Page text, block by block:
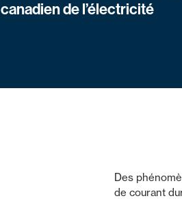
canadien de l’électricité
Des
de courant